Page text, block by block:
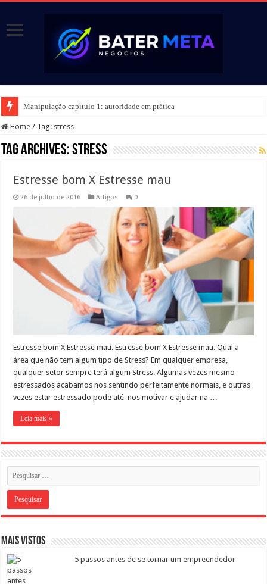
Manipulação capítulo 1: autoridade em prática
Home / Tag: stress
Tag Archives:stress
Estresse bom X Estresse mau
26 de julho de 2016 Artigos 0
Estresse bom X Estresse mau. Estresse bom X Estresse mau. Qual a
área que não tem algum tipo de Stress? Em qualquer empresa,
qualquer setor sempre terá algum Stress. Algumas vezes mesmo
estressados acabamos nos sentindo perfeitamente normais, e outras
vezes estar estressado pode até nos motivar e ajudar na …
Leia mais »
Mais vistos
5 passos antes de se tornar um empreendedor